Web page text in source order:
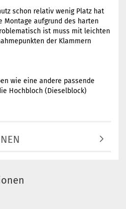
schon relativ wenig Platz hat
Montage aufgrund des harten
ist muss mit leichten
der Klammern
wie eine andere passende
Hochbloch (Dieselblock)